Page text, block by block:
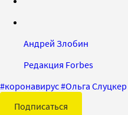
Андрей Злобин
Редакция Forbes
#коронавирус#Ольга Слуцкер
Подписаться